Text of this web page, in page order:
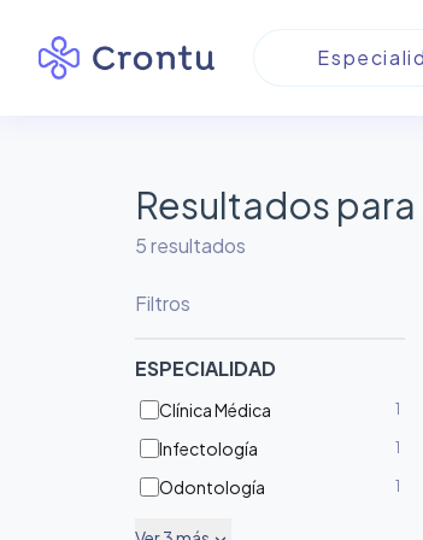
Resultados para
5resultados
Filtros
ESPECIALIDAD
Clínica Médica 1
Infectología 1
Odontología 1